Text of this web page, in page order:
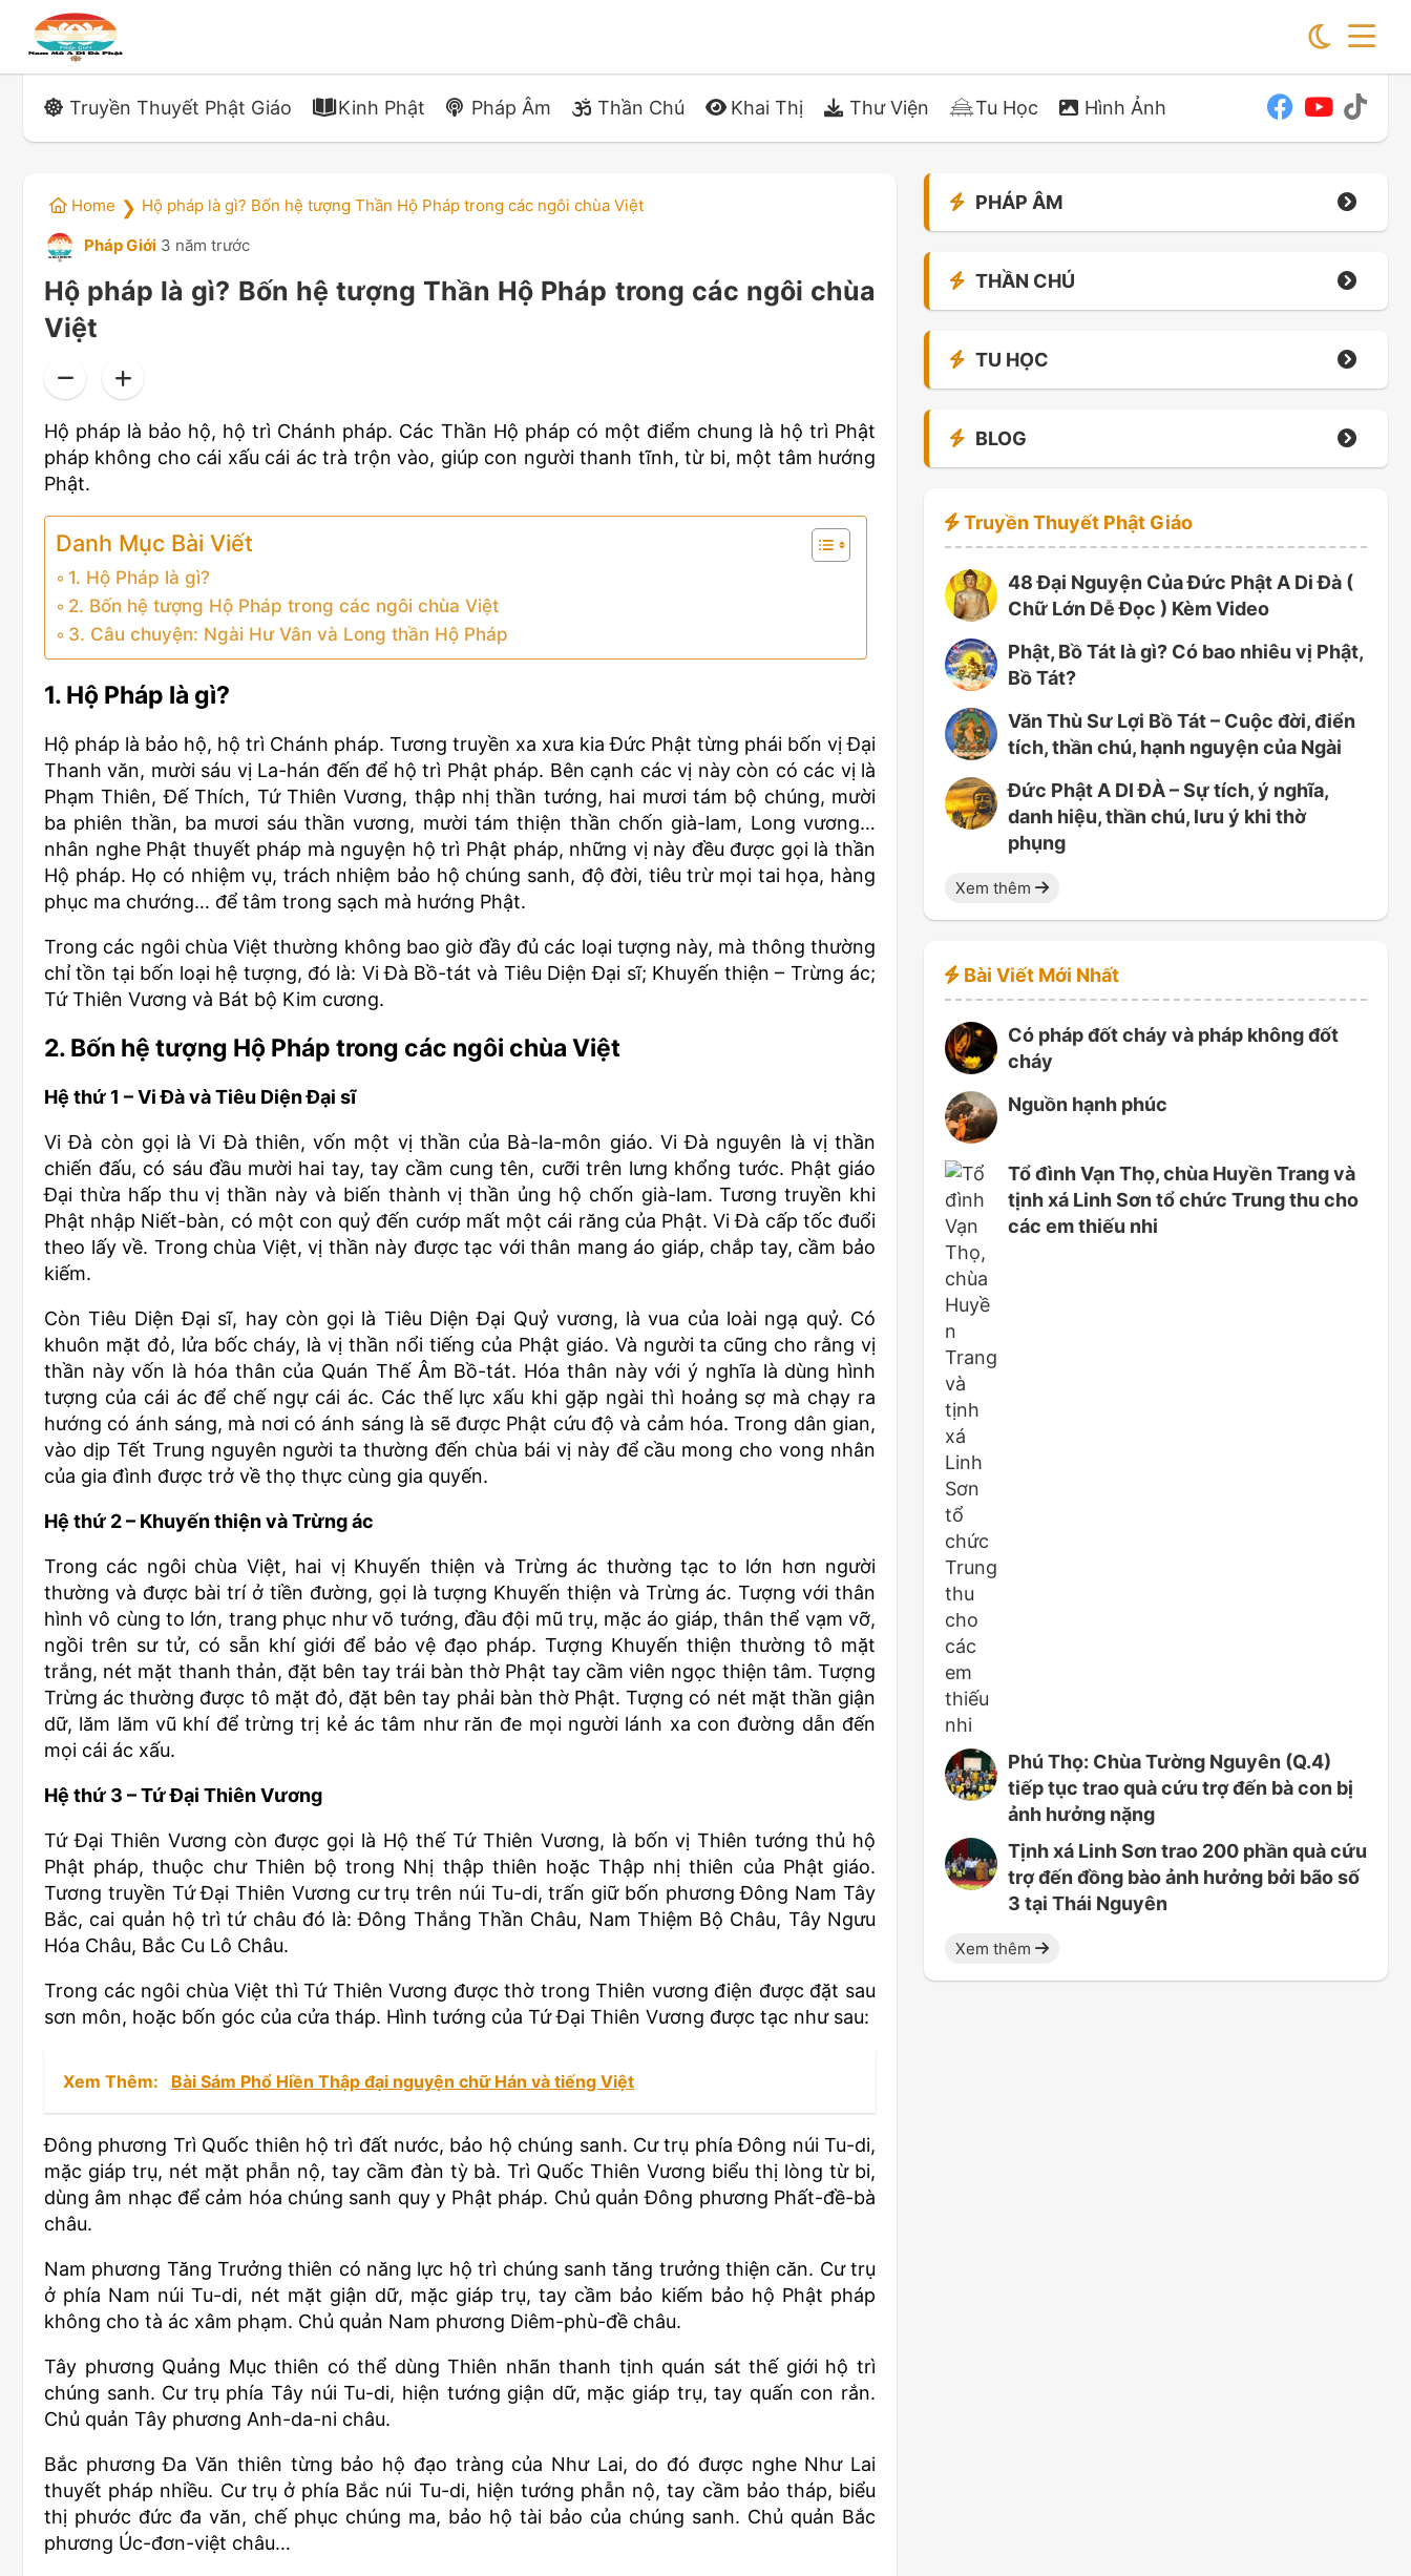
Truyền Thuyết Phật Giáo Kinh Phật Pháp Âm Thần Chú Khai Thị Thư Viện Tu Học Hình Ảnh
Home ❯ Hộ pháp là gì? Bốn hệ tượng Thần Hộ Pháp trong các ngôi chùa Việt
Pháp Giới 3 năm trước
Hộ pháp là gì? Bốn hệ tượng Thần Hộ Pháp trong các ngôi chùa
Việt
Hộ pháp là bảo hộ, hộ trì Chánh pháp. Các Thần Hộ pháp có một điểm chung là hộ trì Phật
pháp không cho cái xấu cái ác trà trộn vào, giúp con người thanh tĩnh, từ bi, một tâm hướng
Phật.
Danh Mục Bài Viết
1. Hộ Pháp là gì?
2. Bốn hệ tượng Hộ Pháp trong các ngôi chùa Việt
3. Câu chuyện: Ngài Hư Vân và Long thần Hộ Pháp
1. Hộ Pháp là gì?
Hộ pháp là bảo hộ, hộ trì Chánh pháp. Tương truyền xa xưa kia Đức Phật từng phái bốn vị Đại
Thanh văn, mười sáu vị La-hán đến để hộ trì Phật pháp. Bên cạnh các vị này còn có các vị là
Phạm Thiên, Đế Thích, Tứ Thiên Vương, thập nhị thần tướng, hai mươi tám bộ chúng, mười
ba phiên thần, ba mươi sáu thần vương, mười tám thiện thần chốn già-lam, Long vương…
nhân nghe Phật thuyết pháp mà nguyện hộ trì Phật pháp, những vị này đều được gọi là thần
Hộ pháp. Họ có nhiệm vụ, trách nhiệm bảo hộ chúng sanh, độ đời, tiêu trừ mọi tai họa, hàng
phục ma chướng… để tâm trong sạch mà hướng Phật.
Trong các ngôi chùa Việt thường không bao giờ đầy đủ các loại tượng này, mà thông thường
chỉ tồn tại bốn loại hệ tượng, đó là: Vi Đà Bồ-tát và Tiêu Diện Đại sĩ; Khuyến thiện – Trừng ác;
Tứ Thiên Vương và Bát bộ Kim cương.
2. Bốn hệ tượng Hộ Pháp trong các ngôi chùa Việt
Hệ thứ 1 – Vi Đà và Tiêu Diện Đại sĩ
Vi Đà còn gọi là Vi Đà thiên, vốn một vị thần của Bà-la-môn giáo. Vi Đà nguyên là vị thần
chiến đấu, có sáu đầu mười hai tay, tay cầm cung tên, cưỡi trên lưng khổng tước. Phật giáo
Đại thừa hấp thu vị thần này và biến thành vị thần ủng hộ chốn già-lam. Tương truyền khi
Phật nhập Niết-bàn, có một con quỷ đến cướp mất một cái răng của Phật. Vi Đà cấp tốc đuổi
theo lấy về. Trong chùa Việt, vị thần này được tạc với thân mang áo giáp, chắp tay, cầm bảo
kiếm.
Còn Tiêu Diện Đại sĩ, hay còn gọi là Tiêu Diện Đại Quỷ vương, là vua của loài ngạ quỷ. Có
khuôn mặt đỏ, lửa bốc cháy, là vị thần nổi tiếng của Phật giáo. Và người ta cũng cho rằng vị
thần này vốn là hóa thân của Quán Thế Âm Bồ-tát. Hóa thân này với ý nghĩa là dùng hình
tượng của cái ác để chế ngự cái ác. Các thế lực xấu khi gặp ngài thì hoảng sợ mà chạy ra
hướng có ánh sáng, mà nơi có ánh sáng là sẽ được Phật cứu độ và cảm hóa. Trong dân gian,
vào dịp Tết Trung nguyên người ta thường đến chùa bái vị này để cầu mong cho vong nhân
của gia đình được trở về thọ thực cùng gia quyến.
Hệ thứ 2 – Khuyến thiện và Trừng ác
Trong các ngôi chùa Việt, hai vị Khuyến thiện và Trừng ác thường tạc to lớn hơn người
thường và được bài trí ở tiền đường, gọi là tượng Khuyến thiện và Trừng ác. Tượng với thân
hình vô cùng to lớn, trang phục như võ tướng, đầu đội mũ trụ, mặc áo giáp, thân thể vạm vỡ,
ngồi trên sư tử, có sẵn khí giới để bảo vệ đạo pháp. Tượng Khuyến thiện thường tô mặt
trắng, nét mặt thanh thản, đặt bên tay trái bàn thờ Phật tay cầm viên ngọc thiện tâm. Tượng
Trừng ác thường được tô mặt đỏ, đặt bên tay phải bàn thờ Phật. Tượng có nét mặt thần giận
dữ, lăm lăm vũ khí để trừng trị kẻ ác tâm như răn đe mọi người lánh xa con đường dẫn đến
mọi cái ác xấu.
Hệ thứ 3 – Tứ Đại Thiên Vương
Tứ Đại Thiên Vương còn được gọi là Hộ thế Tứ Thiên Vương, là bốn vị Thiên tướng thủ hộ
Phật pháp, thuộc chư Thiên bộ trong Nhị thập thiên hoặc Thập nhị thiên của Phật giáo.
Tương truyền Tứ Đại Thiên Vương cư trụ trên núi Tu-di, trấn giữ bốn phương Đông Nam Tây
Bắc, cai quản hộ trì tứ châu đó là: Đông Thắng Thần Châu, Nam Thiệm Bộ Châu, Tây Ngưu
Hóa Châu, Bắc Cu Lô Châu.
Trong các ngôi chùa Việt thì Tứ Thiên Vương được thờ trong Thiên vương điện được đặt sau
sơn môn, hoặc bốn góc của cửa tháp. Hình tướng của Tứ Đại Thiên Vương được tạc như sau:
Xem Thêm: Bài Sám Phổ Hiền Thập đại nguyện chữ Hán và tiếng Việt
Đông phương Trì Quốc thiên hộ trì đất nước, bảo hộ chúng sanh. Cư trụ phía Đông núi Tu-di,
mặc giáp trụ, nét mặt phẫn nộ, tay cầm đàn tỳ bà. Trì Quốc Thiên Vương biểu thị lòng từ bi,
dùng âm nhạc để cảm hóa chúng sanh quy y Phật pháp. Chủ quản Đông phương Phất-đề-bà
châu.
Nam phương Tăng Trưởng thiên có năng lực hộ trì chúng sanh tăng trưởng thiện căn. Cư trụ
ở phía Nam núi Tu-di, nét mặt giận dữ, mặc giáp trụ, tay cầm bảo kiếm bảo hộ Phật pháp
không cho tà ác xâm phạm. Chủ quản Nam phương Diêm-phù-đề châu.
Tây phương Quảng Mục thiên có thể dùng Thiên nhãn thanh tịnh quán sát thế giới hộ trì
chúng sanh. Cư trụ phía Tây núi Tu-di, hiện tướng giận dữ, mặc giáp trụ, tay quấn con rắn.
Chủ quản Tây phương Anh-da-ni châu.
Bắc phương Đa Văn thiên từng bảo hộ đạo tràng của Như Lai, do đó được nghe Như Lai
thuyết pháp nhiều. Cư trụ ở phía Bắc núi Tu-di, hiện tướng phẫn nộ, tay cầm bảo tháp, biểu
thị phước đức đa văn, chế phục chúng ma, bảo hộ tài bảo của chúng sanh. Chủ quản Bắc
phương Úc-đơn-việt châu…
PHÁP ÂM
THẦN CHÚ
TU HỌC
BLOG
Truyền Thuyết Phật Giáo
48 Đại Nguyện Của Đức Phật A Di Đà (
Chữ Lớn Dễ Đọc ) Kèm Video
Phật, Bồ Tát là gì? Có bao nhiêu vị Phật,
Bồ Tát?
Văn Thù Sư Lợi Bồ Tát – Cuộc đời, điển
tích, thần chú, hạnh nguyện của Ngài
Đức Phật A DI ĐÀ – Sự tích, ý nghĩa,
danh hiệu, thần chú, lưu ý khi thờ
phụng
Xem thêm
Bài Viết Mới Nhất
Có pháp đốt cháy và pháp không đốt
cháy
Nguồn hạnh phúc
Tổ đình Vạn Thọ, chùa Huyền Trang và
tịnh xá Linh Sơn tổ chức Trung thu cho
các em thiếu nhi
Phú Thọ: Chùa Tường Nguyên (Q.4)
tiếp tục trao quà cứu trợ đến bà con bị
ảnh hưởng nặng
Tịnh xá Linh Sơn trao 200 phần quà cứu
trợ đến đồng bào ảnh hưởng bởi bão số
3 tại Thái Nguyên
Xem thêm